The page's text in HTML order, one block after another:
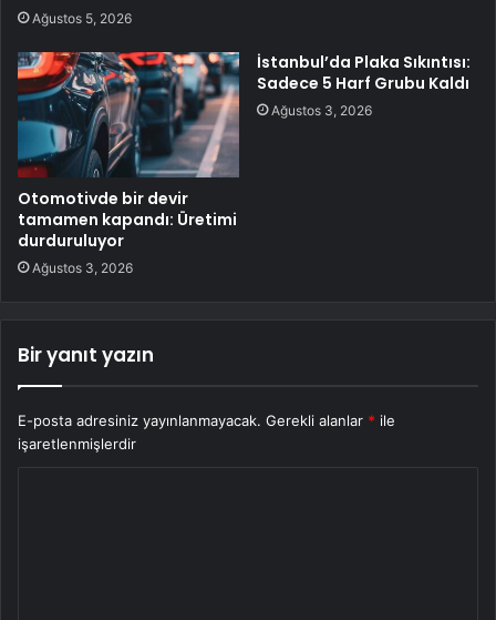
Ağustos 5, 2026
Otomotivde bir devir
tamamen kapandı: Üretimi
durduruluyor
Ağustos 3, 2026
İstanbul’da Plaka Sıkıntısı:
Sadece 5 Harf Grubu Kaldı
Ağustos 3, 2026
Bir yanıt yazın
E-posta adresiniz yayınlanmayacak. Gerekli alanlar * ile
işaretlenmişlerdir